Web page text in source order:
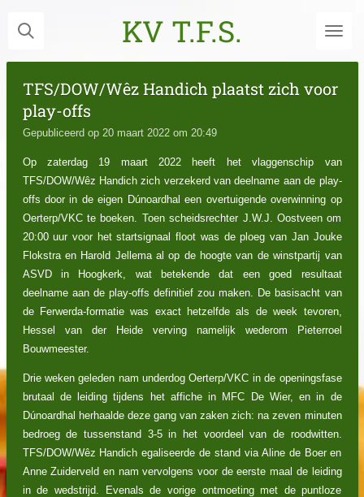
direct
hoofdinhoud
KV T.F.S.
TFS/DOW/Wêz Handich plaatst zich voor
play-offs
Gepubliceerd op 20 maart 2022 om 20:49
Op zaterdag 19 maart 2022 heeft het vlaggenschip van
TFS/DOW/Wêz Handich zich verzekerd van deelname aan de play-
offs door in de eigen Dúnoardhal een overtuigende overwinning op
Oerterp/VKC te boeken. Toen scheidsrechter J.W.J. Oostveen om
20:00 uur voor het startsignaal floot was de ploeg van Jan Jouke
Flokstra en Harold Jellema al op de hoogte van de winstpartij van
ASVD in Hoogkerk, wat betekende dat een goed resultaat
deelname aan de play-offs definitief zou maken. De basisacht van
de Ferwerda-formatie was exact hetzelfde als de week tevoren,
Hessel van der Heide verving namelijk wederom Pieterroel
Bouwmeester.
Drie weken geleden nam underdog Oerterp/VKC in de openingsfase
brutaal de leiding tijdens het affiche in MFC De Wier, en in de
Dúnoardhal herhaalde deze gang van zaken zich: na zeven minuten
bedroeg de tussenstand 3-5 in het voordeel van de roodwitten.
TFS/DOW/Wêz Handich egaliseerde de stand via Aline de Boer en
Anne Zuiderveld en nam vervolgens voor de eerste maal de leiding
in de wedstrijd. Evenals de vorige ontmoeting met de puntloze